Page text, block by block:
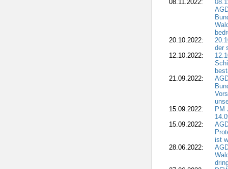
08.11.2022:
20.10.2022:
der
12.10.2022:
21.09.2022:
15.09.2022:
PM
15.09.2022:
ist
28.06.2022: